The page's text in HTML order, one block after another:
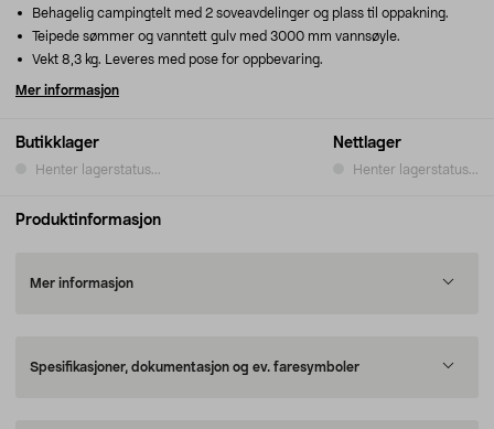
Butikklager
Henter lagerstatus...
Nettlager
Henter lagerstatus...
Behagelig campingtelt med 2 soveavdelinger og plass til oppakning.
Teipede sømmer og vanntett gulv med 3000 mm vannsøyle.
Vekt 8,3 kg. Leveres med pose for oppbevaring.
Mer informasjon
Produktinformasjon
Mer informasjon
Spesifikasjoner, dokumentasjon og ev. faresymboler